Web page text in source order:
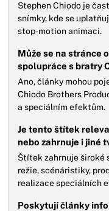
Stephen Chiodo je
snímky, kde se
stop-motion animaci.
Může se na stránce
spolupráce s bratry
Ano, články mohou
Chiodo Brothers
a speciálním efektům.
Je tento štítek
nebo zahrnuje i jiné
Štítek zahrnuje široké
režie, scénáristiky,
realizace speciálních
Poskytují články